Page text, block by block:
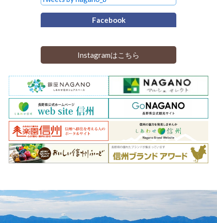
Facebook
Instagramはこちら